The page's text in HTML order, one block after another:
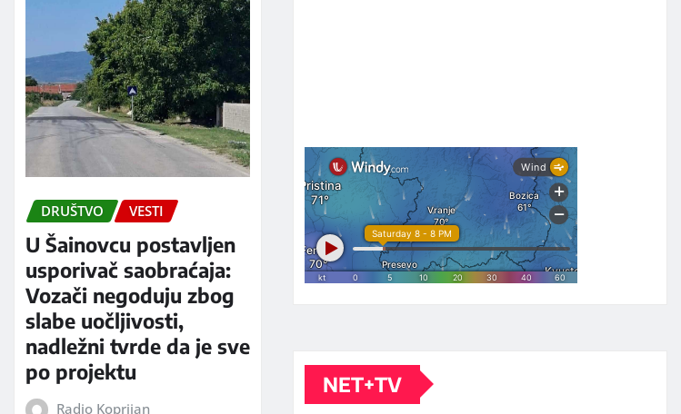
DRUŠTVO VESTI
U Šainovcu postavljen
usporivač saobraćaja:
Vozači negoduju zbog
slabe uočljivosti,
nadležni tvrde da je sve
po projektu
Radio Koprijan
NET+TV